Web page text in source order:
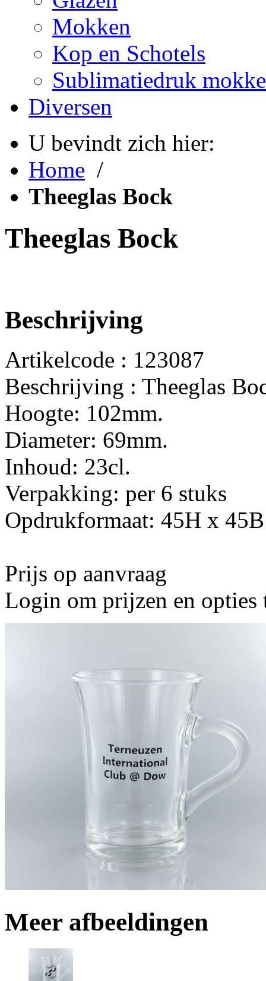
Mokken
Kop en Schotels
Sublimatiedruk
Diversen
U bevindt zich hier:
Home /
Theeglas Bock
Theeglas Bock
Beschrijving
Artikelcode : 123087
Beschrijving : Theeglas
Hoogte: 102mm.
Diameter: 69mm.
Inhoud: 23cl.
Verpakking: per 6 stuks
Opdrukformaat: 45H x 45B
Prijs op aanvraag
Login om prijzen en opties
Meer afbeeldingen